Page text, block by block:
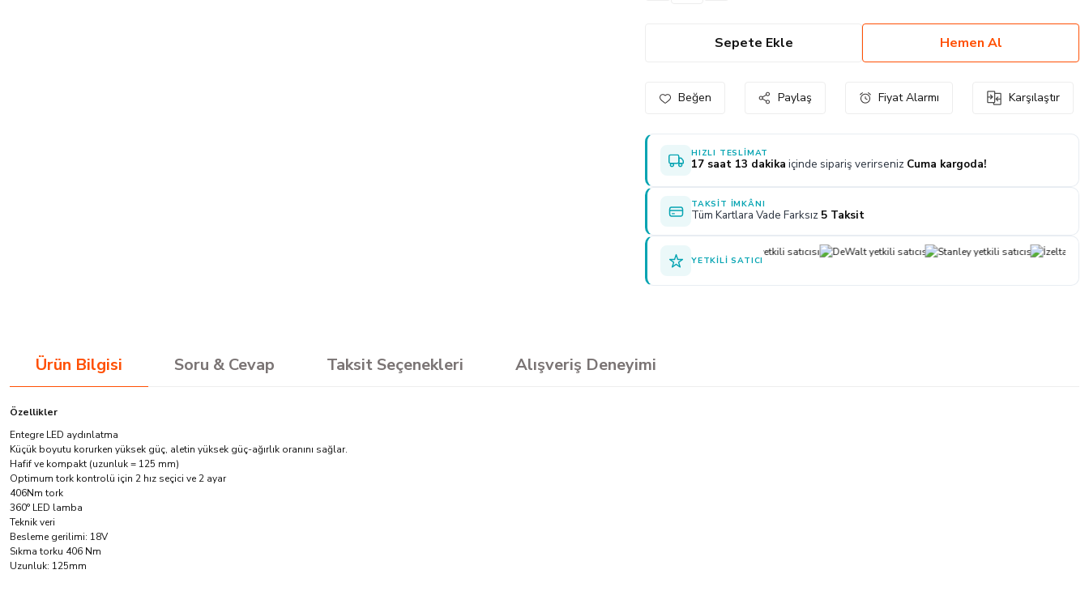
Sepete Ekle Hemen Al
Paylaş Fiyat Alarmı Karşılaştır
HIZLI TESLIMAT
17 saat 13 dakika içinde sipariş verirseniz Cuma kargoda!
TAKSIT İMKÂNI
Tüm Kartlara Vade Farksız 5 Taksit
YETKILI SATICI
Ürün Bilgisi Soru & Cevap Taksit Seçenekleri Alışveriş Deneyimi
Özellikler
Entegre LED aydınlatma
Küçük boyutu korurken yüksek güç, aletin yüksek güç-ağırlık oranını sağlar.
Hafif ve kompakt (uzunluk = 125 mm)
Optimum tork kontrolü için 2 hız seçici ve 2 ayar
406Nm tork
360° LED lamba
Teknik veri
Besleme gerilimi: 18V
Sıkma torku 406 Nm
Uzunluk: 125mm